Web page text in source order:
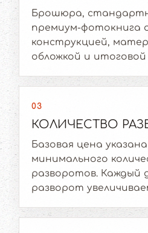
Брошюра,
премиум-фотокнига
конструкцией,
обложкой и
03
КОЛИЧЕСТВО
Базовая цена
минимального
разворотов. Каждый
разворот